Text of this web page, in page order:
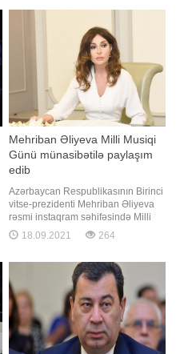
Mehriban Əliyeva Milli Musiqi
Günü münasibətilə paylaşım
edib
Azərbaycan Respublikasının Birinci
vitse-prezidenti Mehriban Əliyeva
rəsmi instaqram səhifəsində Milli
Musiqi Günü ilə bağlı paylaşım
edib. "Report" xəbər verir ki,
Milli Musiqi Günüdür. Bu gün
doğum günlərini qeyd etdiyimiz
görkəmli Azərbaycan bəstəkarlar
18.09.2021 264